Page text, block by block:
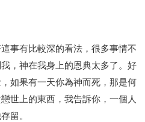
事有比較深的看法，很多事情不
，神在我身上的恩典太多了。好
如果有一天你為神而死，那是何
世上的東西，我告訴你，一個人
留。